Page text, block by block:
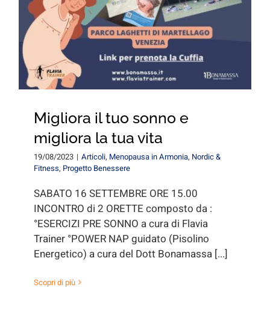
Migliora il tuo sonno e
migliora la tua vita
19/08/2023 | Articoli, Menopausa in Armonia, Nordic &
Fitness, Progetto Benessere
SABATO 16 SETTEMBRE ORE 15.00
INCONTRO di 2 ORETTE composto da :
°ESERCIZI PRE SONNO a cura di Flavia
Trainer °POWER NAP guidato (Pisolino
Energetico) a cura del Dott Bonamassa [...]
Scopri di più